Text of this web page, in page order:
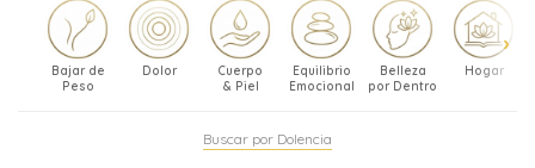
Bajar de
Peso
Dolor
Cuerpo
& Piel
Equilibrio
Emocional
Belleza
por Dentro
Hogar
Buscar por Dolencia